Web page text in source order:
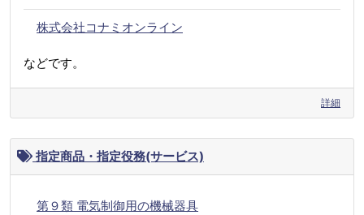
株式会社コナミオンライン
などです。
詳細
指定商品・指定役務(サービス)
第９類 電気制御用の機械器具